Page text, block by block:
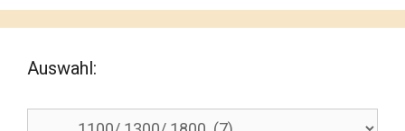
f
e
ll
Auswahl:
Auswahl: